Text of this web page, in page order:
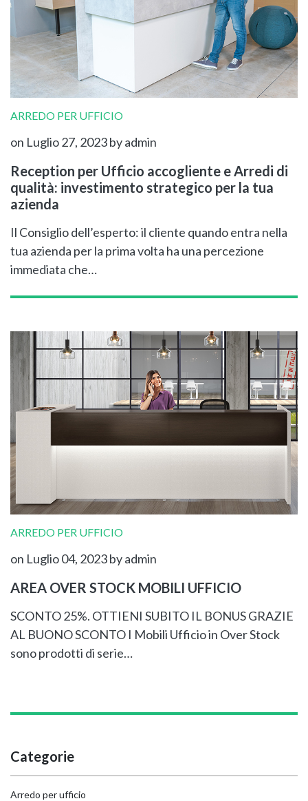
ARREDO PER UFFICIO
on Luglio 27, 2023by admin
Reception per Ufficio accogliente e Arredi di
qualità: investimento strategico per la tua
azienda
Il Consiglio dell’esperto: il cliente quando entra nella
tua azienda per la prima volta ha una percezione
immediata che…
ARREDO PER UFFICIO
on Luglio 04, 2023by admin
AREA OVER STOCK MOBILI UFFICIO
SCONTO 25%. OTTIENI SUBITO IL BONUS GRAZIE
AL BUONO SCONTO I Mobili Ufficio in Over Stock
sono prodotti di serie…
Categorie
Arredo per ufficio